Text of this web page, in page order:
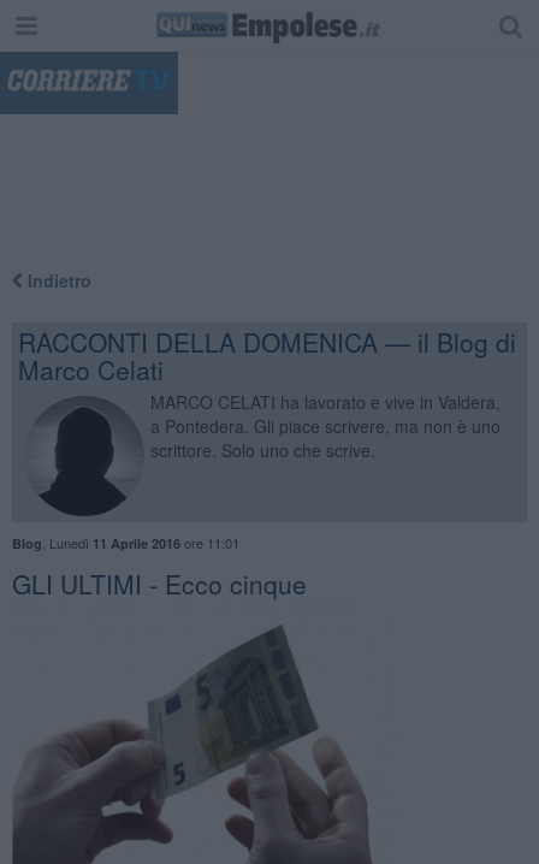
Indietro
RACCONTI DELLA DOMENICA — il Blog di
Marco Celati
MARCO CELATI ha lavorato e vive in Valdera,
a Pontedera. Gli piace scrivere, ma non è uno
scrittore. Solo uno che scrive.
Blog Lunedì 11 Aprile 2016ore 11:01
GLI ULTIMI - Ecco cinque